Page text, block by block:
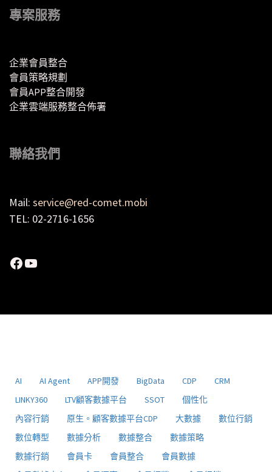
專案服務
企業會員整合
會員策略規劃
會員APP整合開發
企業雲端服務整合佈署
聯絡我們
Mail: service@red-comet.mobi
TEL: 02-2716-1656
Facebook
YouTube
AI AI Agent APP開發 BigData CDP
CRM
LINKY360
LTV顧客數據平台 SSOT
個性化
內容行銷
原生。顧客數據平台CDP 大數據
數位行銷
數位轉型
數據分析 數據整合
數據策略
數據行銷
會員卡 會員整合
會員數據